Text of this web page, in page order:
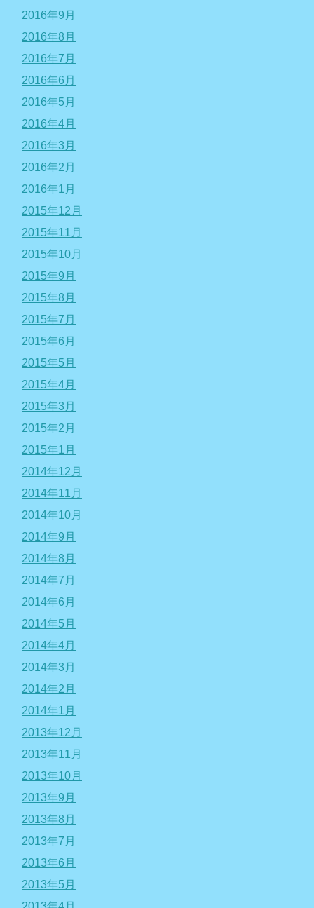
2016年9月
2016年8月
2016年7月
2016年6月
2016年5月
2016年4月
2016年3月
2016年2月
2016年1月
2015年12月
2015年11月
2015年10月
2015年9月
2015年8月
2015年7月
2015年6月
2015年5月
2015年4月
2015年3月
2015年2月
2015年1月
2014年12月
2014年11月
2014年10月
2014年9月
2014年8月
2014年7月
2014年6月
2014年5月
2014年4月
2014年3月
2014年2月
2014年1月
2013年12月
2013年11月
2013年10月
2013年9月
2013年8月
2013年7月
2013年6月
2013年5月